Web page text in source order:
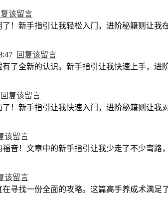
复该留言
！新手指引让我轻松入门，进阶秘籍则让我
回复该留言
了全新的认识。新手指引让我快速上手，进
回复该留言
！新手指引让我快速入门，进阶秘籍则让
该留言
音！文章中的新手指引让我少走了不少弯
该留言
寻找一份全面的攻略。这篇高手养成术满